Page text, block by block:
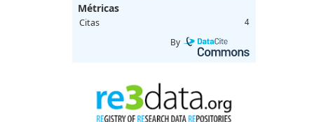
Métricas
Citas 4
By